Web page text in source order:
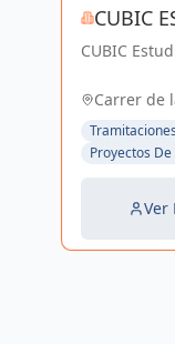
CUBIC
CUBIC
deCarrer de
España,
Proyectos
Ver